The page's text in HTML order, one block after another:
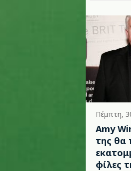
Πέμπτη,
Amy
της θα
φίλες